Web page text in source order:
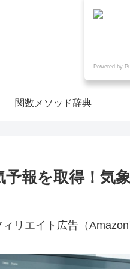
関数メソッド辞典
報を取得！気
リエイト広告（
Powered by